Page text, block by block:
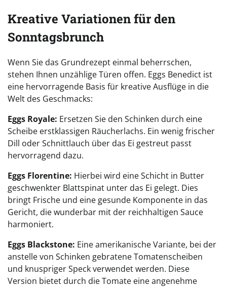
Kreative Variationen für den
Sonntagsbrunch
Wenn Sie das Grundrezept einmal beherrschen,
stehen Ihnen unzählige Türen offen. Eggs Benedict ist
eine hervorragende Basis für kreative Ausflüge in die
Welt des Geschmacks:
Eggs Royale: Ersetzen Sie den Schinken durch eine
Scheibe erstklassigen Räucherlachs. Ein wenig frischer
Dill oder Schnittlauch über das Ei gestreut passt
hervorragend dazu.
Eggs Florentine: Hierbei wird eine Schicht in Butter
geschwenkter Blattspinat unter das Ei gelegt. Dies
bringt Frische und eine gesunde Komponente in das
Gericht, die wunderbar mit der reichhaltigen Sauce
harmoniert.
Eggs Blackstone: Eine amerikanische Variante, bei der
anstelle von Schinken gebratene Tomatenscheiben
und knuspriger Speck verwendet werden. Diese
Version bietet durch die Tomate eine angenehme